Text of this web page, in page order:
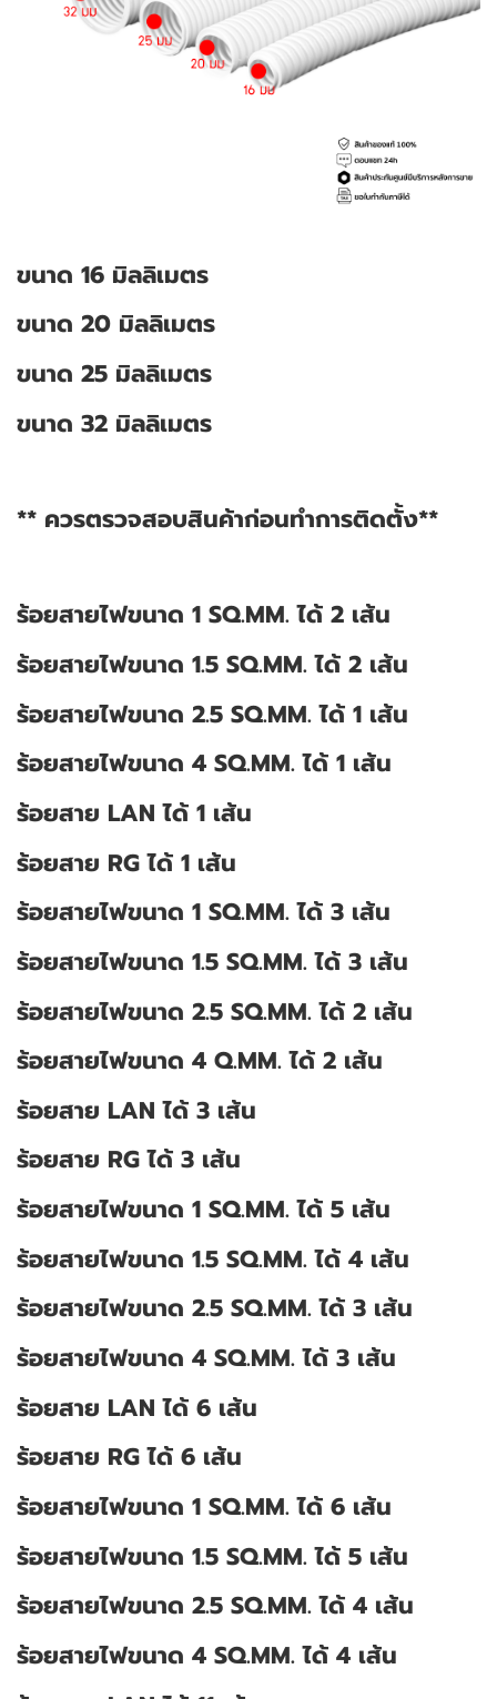
ขนาด 16 มิลลิเมตร
ขนาด 20 มิลลิเมตร
ขนาด 25 มิลลิเมตร
ขนาด 32 มิลลิเมตร
** ควรตรวจสอบสินค้าก่อนทำการติดตั้ง**
ร้อยสายไฟขนาด 1 SQ.MM. ได้ 2 เส้น
ร้อยสายไฟขนาด 1.5 SQ.MM. ได้ 2 เส้น
ร้อยสายไฟขนาด 2.5 SQ.MM. ได้ 1 เส้น
ร้อยสายไฟขนาด 4 SQ.MM. ได้ 1 เส้น
ร้อยสาย LAN ได้ 1 เส้น
ร้อยสาย RG ได้ 1 เส้น
ร้อยสายไฟขนาด 1 SQ.MM. ได้ 3 เส้น
ร้อยสายไฟขนาด 1.5 SQ.MM. ได้ 3 เส้น
ร้อยสายไฟขนาด 2.5 SQ.MM. ได้ 2 เส้น
ร้อยสายไฟขนาด 4 Q.MM. ได้ 2 เส้น
ร้อยสาย LAN ได้ 3 เส้น
ร้อยสาย RG ได้ 3 เส้น
ร้อยสายไฟขนาด 1 SQ.MM. ได้ 5 เส้น
ร้อยสายไฟขนาด 1.5 SQ.MM. ได้ 4 เส้น
ร้อยสายไฟขนาด 2.5 SQ.MM. ได้ 3 เส้น
ร้อยสายไฟขนาด 4 SQ.MM. ได้ 3 เส้น
ร้อยสาย LAN ได้ 6 เส้น
ร้อยสาย RG ได้ 6 เส้น
ร้อยสายไฟขนาด 1 SQ.MM. ได้ 6 เส้น
ร้อยสายไฟขนาด 1.5 SQ.MM. ได้ 5 เส้น
ร้อยสายไฟขนาด 2.5 SQ.MM. ได้ 4 เส้น
ร้อยสายไฟขนาด 4 SQ.MM. ได้ 4 เส้น